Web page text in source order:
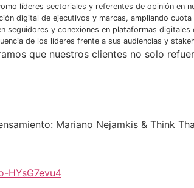
líderes sectoriales y referentes de opinión en
digital de ejecutivos y marcas, ampliando
seguidores y conexiones en plataformas digitales
de los líderes frente a sus audiencias y
que nuestros clientes no solo
Mariano Nejamkis & Think
HYsG7evu4